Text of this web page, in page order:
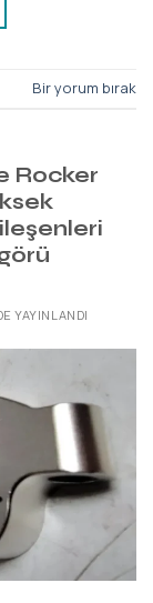
Bir yorum bırak
Rocker
YAYINLANDI